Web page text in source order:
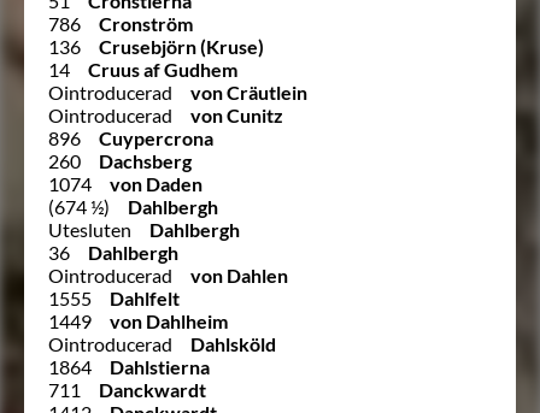
786
Cronström
136
Crusebjörn (Kruse)
14
Cruus af Gudhem
Ointroducerad
von Cräutlein
Ointroducerad
von Cunitz
896
Cuypercrona
260
Dachsberg
1074
von Daden
(674 ½)
Dahlbergh
Utesluten
Dahlbergh
36
Dahlbergh
Ointroducerad
von Dahlen
1555
Dahlfelt
1449
von Dahlheim
Ointroducerad
Dahlsköld
1864
Dahlstierna
711
Danckwardt